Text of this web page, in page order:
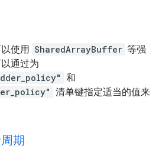
使用 SharedArrayBuffer 等强
通过为
和
清单键指定适当的值来
期